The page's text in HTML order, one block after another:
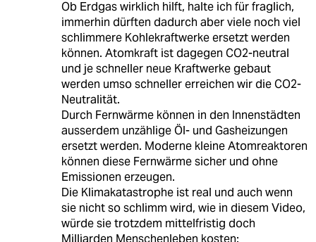
Ob Erdgas wirklich hilft, halte ich für fraglich,
immerhin dürften dadurch aber viele noch viel
schlimmere Kohlekraftwerke ersetzt werden
können. Atomkraft ist dagegen CO2-neutral
und je schneller neue Kraftwerke gebaut
werden umso schneller erreichen wir die CO2-
Neutralität.
Durch Fernwärme können in den Innenstädten
ausserdem unzählige Öl- und Gasheizungen
ersetzt werden. Moderne kleine Atomreaktoren
können diese Fernwärme sicher und ohne
Emissionen erzeugen.
Die Klimakatastrophe ist real und auch wenn
sie nicht so schlimm wird, wie in diesem Video,
würde sie trotzdem mittelfristig doch
Milliarden Menschenleben kosten: